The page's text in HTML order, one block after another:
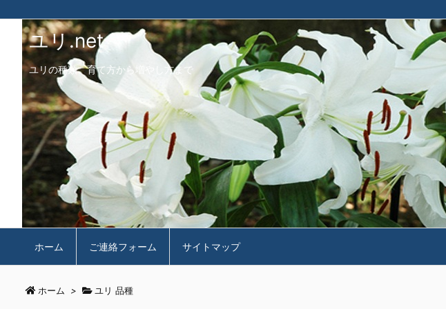
ユリ.net
ユリの種類、育て方から増やし方まで
ホーム ご連絡フォーム サイトマップ
ホーム > ユリ 品種